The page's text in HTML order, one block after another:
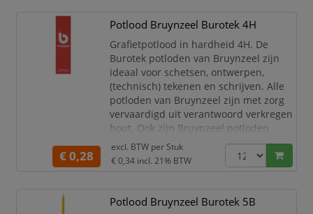
gebroken punten en zorgt ervoor dat je
Potlood Bruynzeel Burotek 4H
Grafietpotlood in hardheid 4H. De
Burotek potloden van Bruynzeel zijn
ideaal voor schetsen, ontwerpen,
(technisch) tekenen en schrijven. Alle
potloden van Bruynzeel zijn met zorg
vervaardigd uit verantwoord verkregen
hout. Ook zijn Bruynzeel potloden
dubbel gelijmd, zodat ze extra sterk
zijn en de kans dat de kleurkern breekt
– bijvoorbeeld als het potlood op de
gebroken punten en zorgt ervoor dat je
€ 0,28
excl. BTW per Stuk
€ 0,34 incl. 21% BTW
Potlood Bruynzeel Burotek 5B